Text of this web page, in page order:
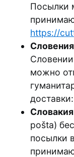
Посылки
https://
Словения
можно
доставки:
Словакия
pošta)
посылки